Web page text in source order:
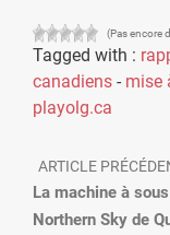
(Pas encore
Tagged with :
canadiens - mise
playolg.ca
ARTICLE
La machine à sous
Northern Sky de